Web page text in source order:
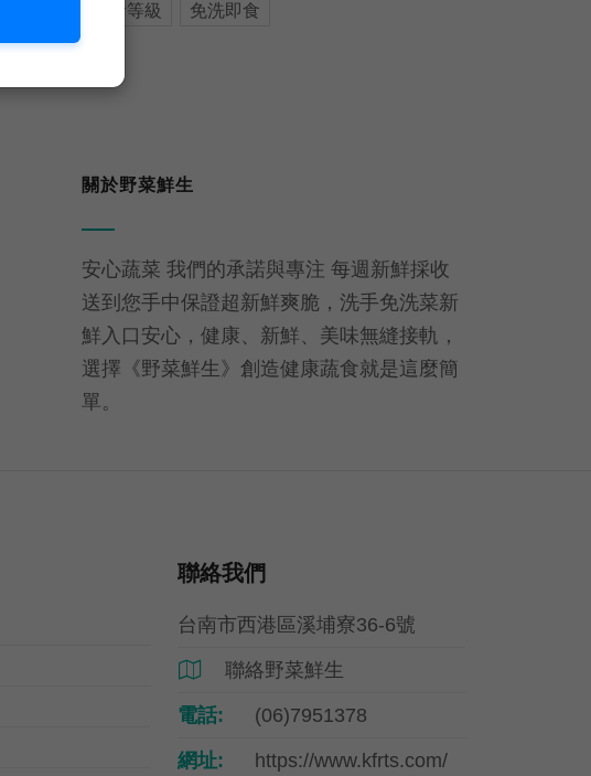
生食等級 免洗即食
關於野菜鮮生
安心蔬菜 我們的承諾與專注 每週新鮮採收
送到您手中保證超新鮮爽脆，洗手免洗菜新
鮮入口安心，健康、新鮮、美味無縫接軌，
選擇《野菜鮮生》創造健康蔬食就是這麼簡
單。
聯絡我們
台南市西港區溪埔寮36-6號
 聯絡野菜鮮生
電話: (06)7951378
網址: https://www.kfrts.com/